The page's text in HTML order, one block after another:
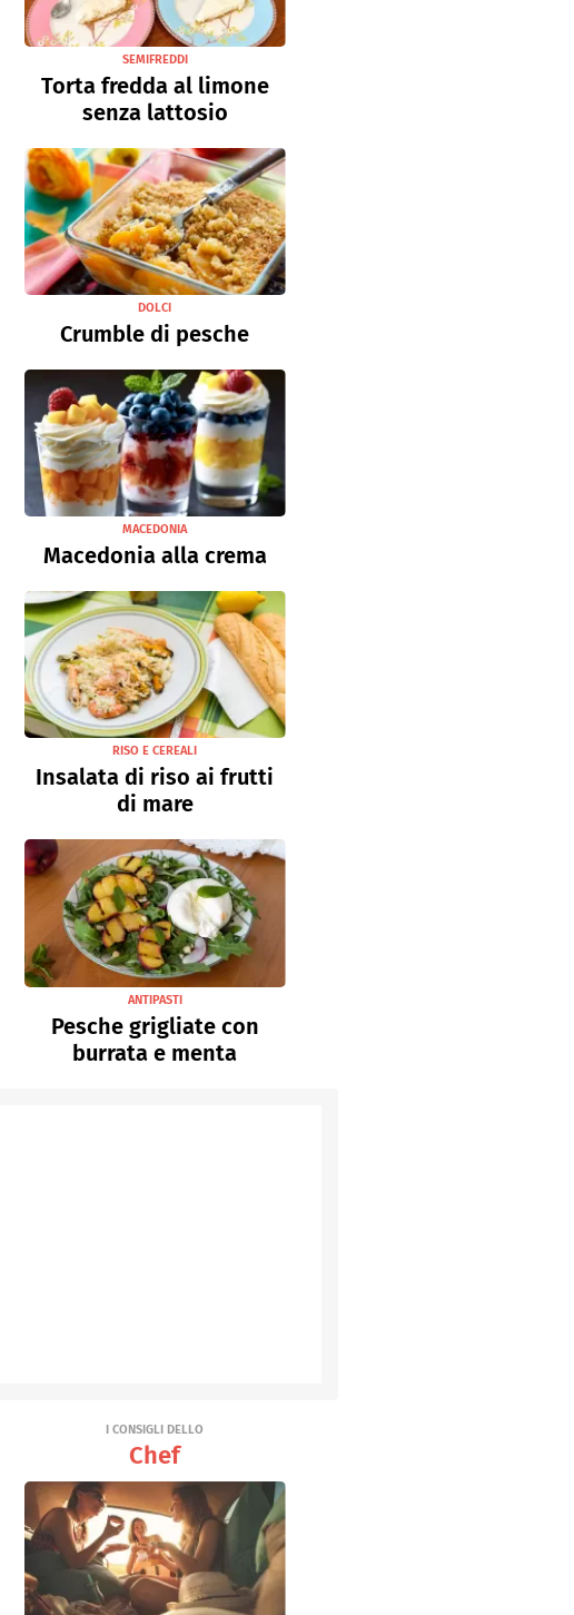
SEMIFREDDI
Torta fredda al limone
senza lattosio
DOLCI
Crumble di pesche
MACEDONIA
Macedonia alla crema
RISO E CEREALI
Insalata di riso ai frutti
di mare
ANTIPASTI
Pesche grigliate con
burrata e menta
I CONSIGLI DELLO
Chef